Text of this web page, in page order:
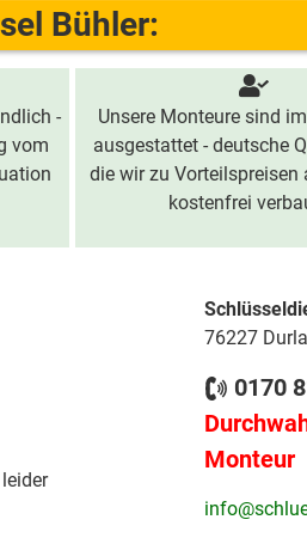
Bühler:
-
vom
Unsere Monteure sind
ausgestattet - deutsche
die wir zu Vorteilspreisen
kostenfrei
76227
0170
Monteur